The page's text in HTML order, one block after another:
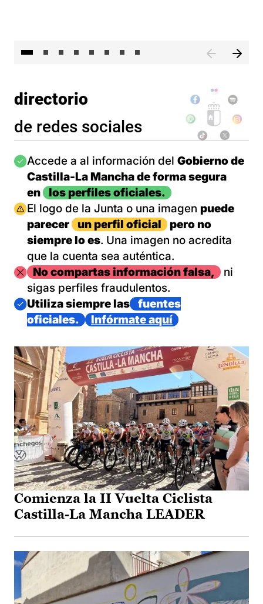
directorio
de redes sociales
Imagen
Accede a al información del Gobierno de
Castilla-La Mancha de forma segura
en
los perfiles oficiales.
Imagen
El logo de la Junta o una imagen puede
parecer
un perfil oficial
pero no
siempre lo es. Una imagen no acredita
que la cuenta sea auténtica.
ImagenNo compartas información falsa,
ni
sigas perfiles fraudulentos.
Imagen
Utiliza siempre las
fuentes
oficiales.
Infórmate aquí
Comienza la II Vuelta Ciclista
Castilla-La Mancha LEADER